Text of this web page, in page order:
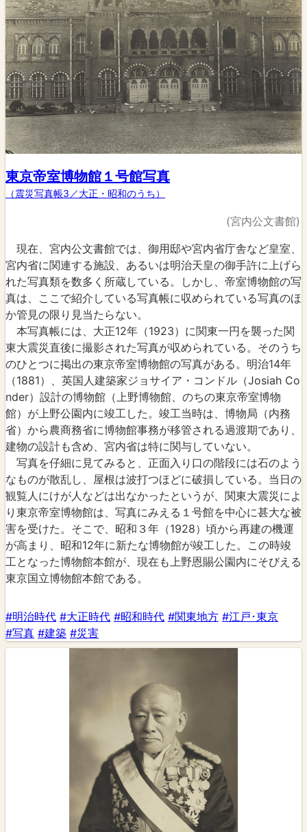
東京帝室博物館１号館写真
（震災写真帳3／大正・昭和のうち）
(宮内公文書館)
現在、宮内公文書館では、御用邸や宮内省庁舎など皇室、
宮内省に関連する施設、あるいは明治天皇の御手許に上げら
れた写真類を数多く所蔵している。しかし、帝室博物館の写
真は、ここで紹介している写真帳に収められている写真のほ
か管見の限り見当たらない。
本写真帳には、大正12年（1923）に関東一円を襲った関
東大震災直後に撮影された写真が収められている。そのうち
のひとつに掲出の東京帝室博物館の写真がある。明治14年
（1881）、英国人建築家ジョサイア・コンドル（Josiah Co
nder）設計の博物館（上野博物館、のちの東京帝室博物
館）が上野公園内に竣工した。竣工当時は、博物局（内務
省）から農商務省に博物館事務が移管される過渡期であり、
建物の設計も含め、宮内省は特に関与していない。
写真を仔細に見てみると、正面入り口の階段には石のよう
なものが散乱し、屋根は波打つほどに破損している。当日の
観覧人にけが人などは出なかったというが、関東大震災によ
り東京帝室博物館は、写真にみえる１号館を中心に甚大な被
害を受けた。そこで、昭和３年（1928）頃から再建の機運
が高まり、昭和12年に新たな博物館が竣工した。この時竣
工となった博物館本館が、現在も上野恩賜公園内にそびえる
東京国立博物館本館である。
#明治時代 #大正時代 #昭和時代 #関東地方 #江戸･東京
#写真 #建築 #災害